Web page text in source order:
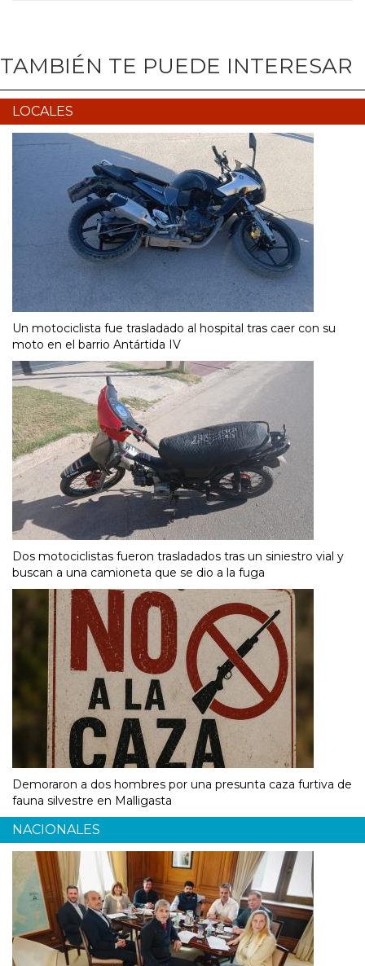
TAMBIÉN TE PUEDE INTERESAR
LOCALES
Un motociclista fue trasladado al hospital tras caer con su
moto en el barrio Antártida IV
Dos motociclistas fueron trasladados tras un siniestro vial y
buscan a una camioneta que se dio a la fuga
Demoraron a dos hombres por una presunta caza furtiva de
fauna silvestre en Malligasta
NACIONALES